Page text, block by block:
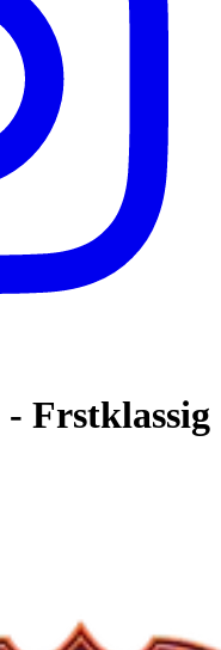
- Frstklassig